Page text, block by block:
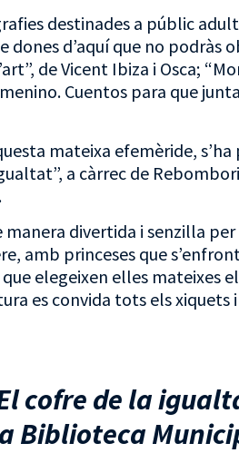
destinades a públic
dones d’aquí que no podràs
de Vicent Ibiza i Osca;
Cuentos para que
mateixa efemèride,
a càrrec de
divertida i senzilla
amb princeses que
elegeixen elles mateixes
es convida tots els
cofre de la
Biblioteca